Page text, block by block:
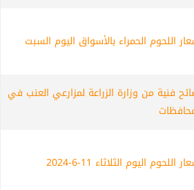
اللحوم الحمراء بالأسواق اليوم السبت
فنية من وزارة الزراعة لمزارعي العنب في
اللحوم اليوم الثلاثاء 11-6-2024